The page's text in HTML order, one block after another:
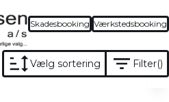
Skadesbooking Værkstedsbooking
Vælg sortering Filter